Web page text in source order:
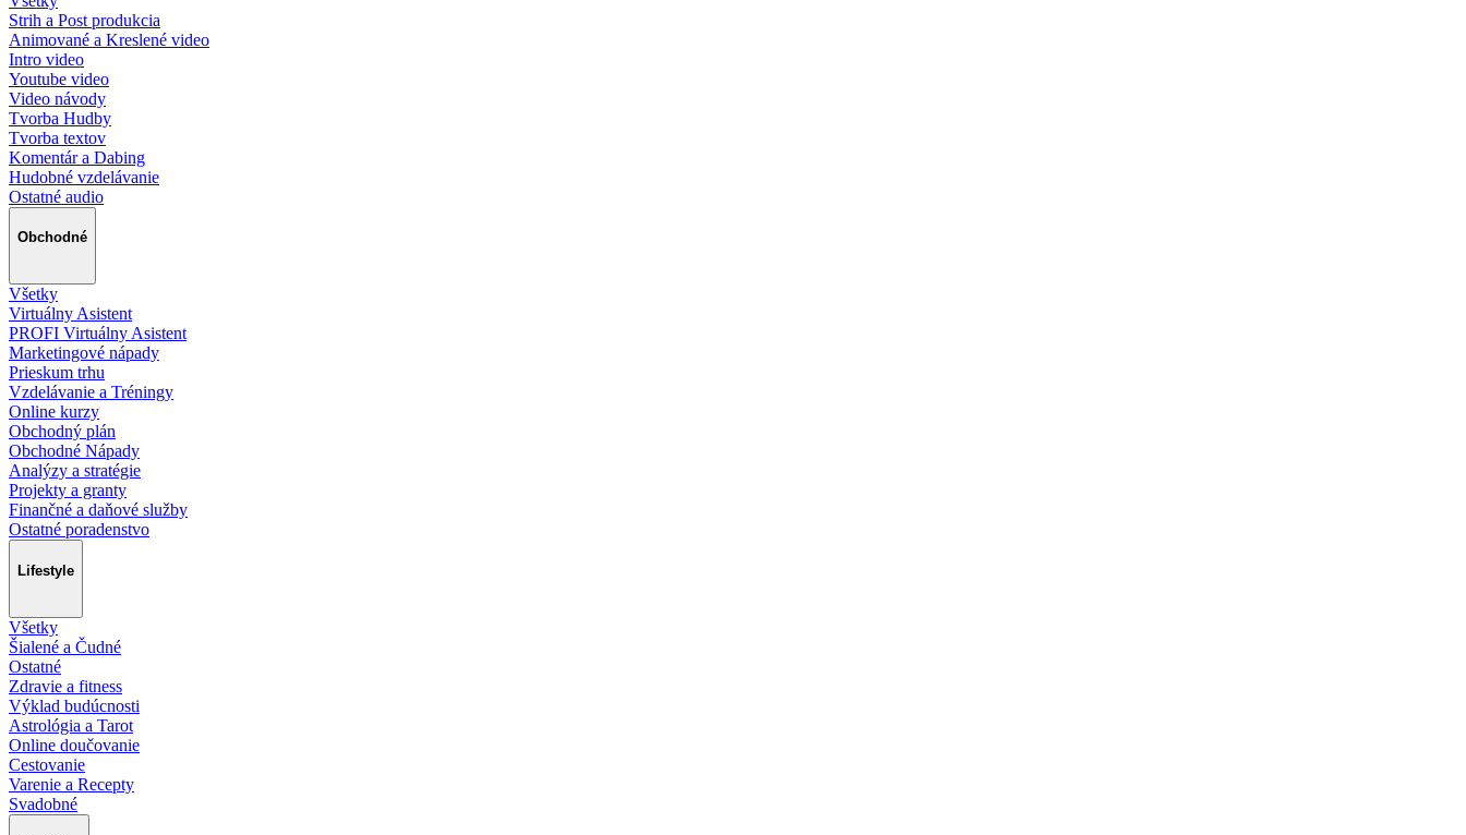
Strih a Post produkcia
Animované a Kreslené video
Intro video
Youtube video
Video návody
Tvorba Hudby
Tvorba textov
Komentár a Dabing
Hudobné vzdelávanie
Ostatné audio
Obchodné
Všetky
Virtuálny Asistent
PROFI Virtuálny Asistent
Marketingové nápady
Prieskum trhu
Vzdelávanie a Tréningy
Online kurzy
Obchodný plán
Obchodné Nápady
Analýzy a stratégie
Projekty a granty
Finančné a daňové služby
Ostatné poradenstvo
Lifestyle
Všetky
Šialené a Čudné
Ostatné
Zdravie a fitness
Výklad budúcnosti
Astrológia a Tarot
Online doučovanie
Cestovanie
Varenie a Recepty
Svadobné